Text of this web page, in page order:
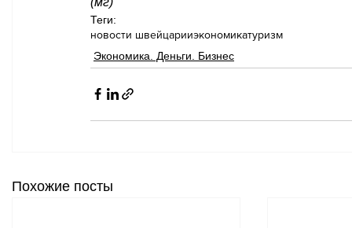
Теги:
новости швейцарииэкономикатуризм
Экономика. Деньги. Бизнес
Похожие посты